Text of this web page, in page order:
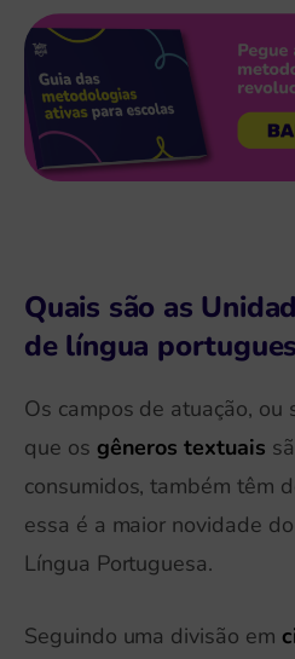
Quais são as
de língua
Os campos de atuação, ou
que os gêneros textuais
consumidos, também têm
essa é a maior novidade
Língua Portuguesa.
Seguindo uma divisão em